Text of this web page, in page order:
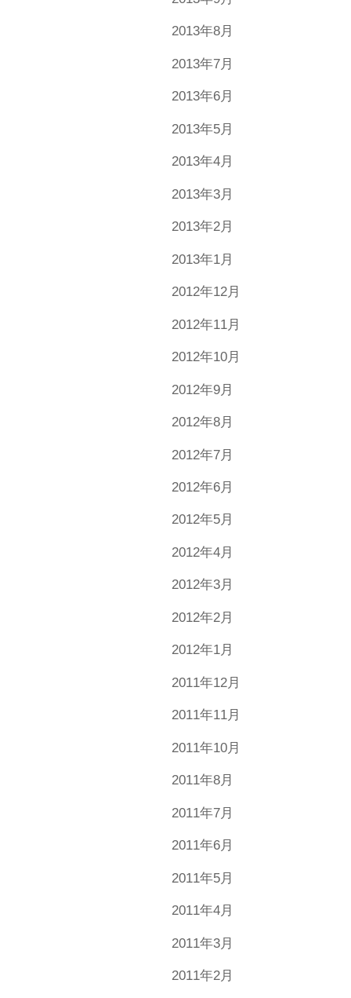
2013年8月
2013年7月
2013年6月
2013年5月
2013年4月
2013年3月
2013年2月
2013年1月
2012年12月
2012年11月
2012年10月
2012年9月
2012年8月
2012年7月
2012年6月
2012年5月
2012年4月
2012年3月
2012年2月
2012年1月
2011年12月
2011年11月
2011年10月
2011年8月
2011年7月
2011年6月
2011年5月
2011年4月
2011年3月
2011年2月